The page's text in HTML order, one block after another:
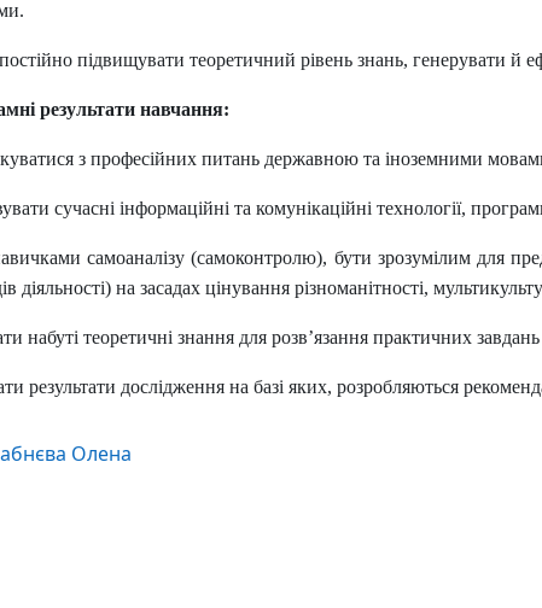
підвищувати теоретичний рівень знань, генерувати й
результати навчання:
з професійних питань державною та іноземними
сучасні інформаційні та комунікаційні технології,
самоаналізу (самоконтролю), бути зрозумілим для
діяльності) на засадах цінування різноманітності,
набуті теоретичні знання для розв’язання практичних
результати дослідження на базі яких, розробляються
Олена